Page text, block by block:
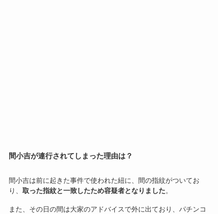
間小吉が連行されてしまった理由は？
間小吉は前に起きた事件で使われた紐に、間の指紋がついてお
り、 取った指紋と一致したため容疑者となりました。
また、その日の間は大家のアドバイスで外に出ており、パチンコ